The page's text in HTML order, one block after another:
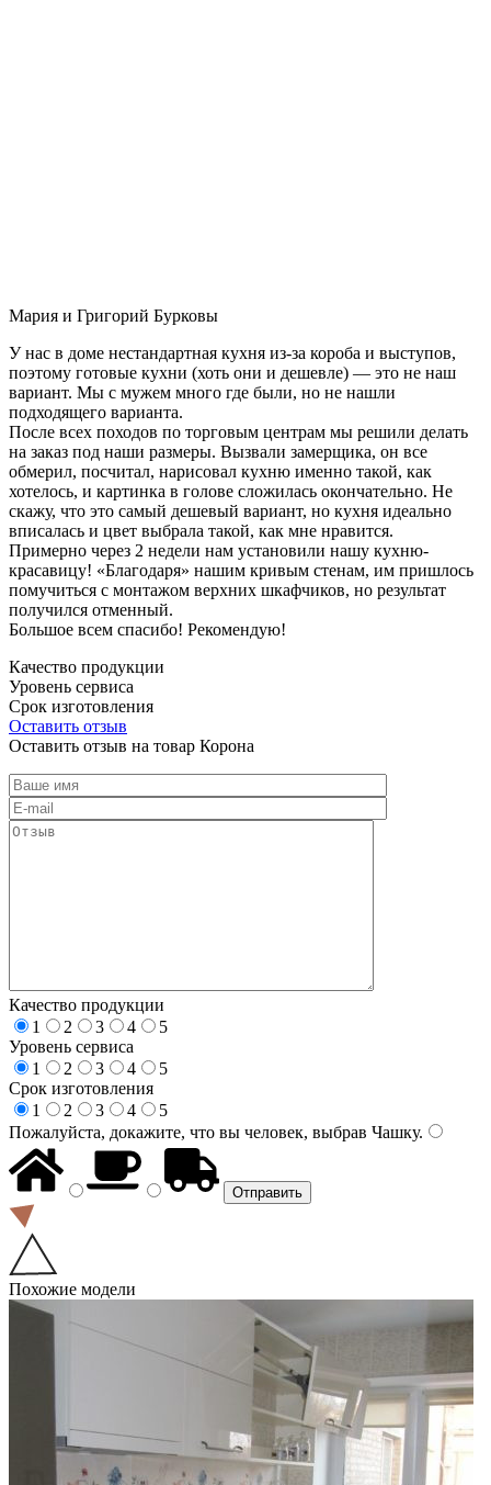
Мария и Григорий Бурковы
У нас в доме нестандартная кухня из-за короба и выступов,
поэтому готовые кухни (хоть они и дешевле) — это не наш
вариант. Мы с мужем много где были, но не нашли
подходящего варианта.
После всех походов по торговым центрам мы решили делать
на заказ под наши размеры. Вызвали замерщика, он все
обмерил, посчитал, нарисовал кухню именно такой, как
хотелось, и картинка в голове сложилась окончательно. Не
скажу, что это самый дешевый вариант, но кухня идеально
вписалась и цвет выбрала такой, как мне нравится.
Примерно через 2 недели нам установили нашу кухню-
красавицу! «Благодаря» нашим кривым стенам, им пришлось
помучиться с монтажом верхних шкафчиков, но результат
получился отменный.
Большое всем спасибо! Рекомендую!
Качество продукции
Уровень сервиса
Срок изготовления
Оставить отзыв
Оставить отзыв на товар Корона
Качество продукции
1
2 3 4
5
Уровень сервиса
1
2 3 4
5
Срок изготовления
1
2 3 4
5
Пожалуйста, докажите, что вы человек, выбрав Чашку.
Похожие модели